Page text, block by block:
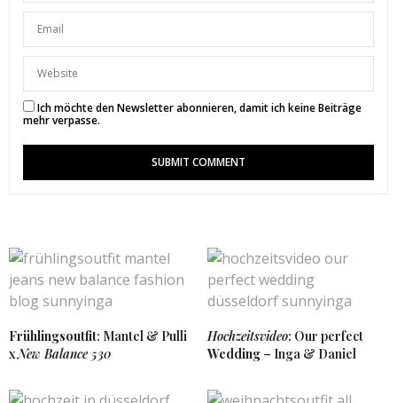
xxx
Tina
SUNNYINGA SAGT:
Vielen Dank liebe Tina. Ja der Augenblick mit dem
Licht war echt genial. 🙂
KATRIN RIEDERER SAGT:
12. DEZEMBER 2016 UM 19:37 UHR
ohhh ja der parka ist hammer und he wie kuschelig
sieht er bittes aus?
glg katy
LAKATYFOX
SUNNYINGA SAGT:
Ich möchte den Newsletter abonnieren, damit ich keine Beiträge
mehr verpasse.
Frühlingsoutfit: Mantel & Pulli
xNew Balance 530
Hochzeitsvideo: Our perfect
Wedding – Inga & Daniel